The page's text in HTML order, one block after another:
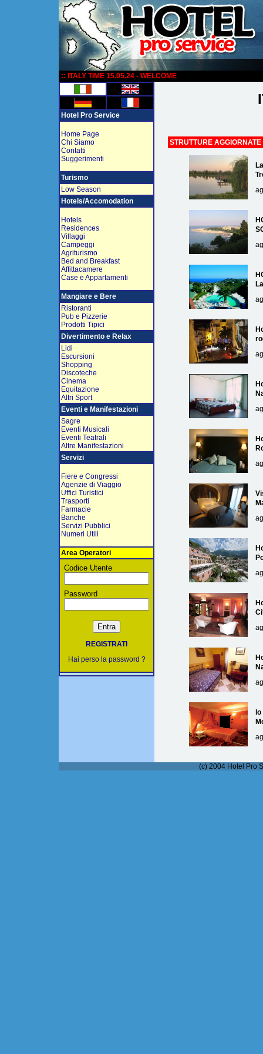
:: ITALY TIME 15.05.24 - WELCOME
Hotel Pro Service
Home Page
Chi Siamo
Contatti
Suggerimenti
Turismo
Low Season
Hotels/Accomodation
Hotels
Residences
Villaggi
Campeggi
Agriturismo
Bed and Breakfast
Affittacamere
Case e Appartamenti
Mangiare e Bere
Ristoranti
Pub e Pizzerie
Prodotti Tipici
Divertimento e Relax
Lidi
Escursioni
Shopping
Discoteche
Cinema
Equitazione
Altri Sport
Eventi e Manifestazioni
Sagre
Eventi Musicali
Eventi Teatrali
Altre Manifestazioni
Servizi
Fiere e Congressi
Agenzie di Viaggio
Uffici Turistici
Trasporti
Farmacie
Banche
Servizi Pubblici
Numeri Utili
Area Operatori
Codice Utente
Password
REGISTRATI
Hai perso la password ?
STRUTTURE
(c) 2004 Hotel Pro